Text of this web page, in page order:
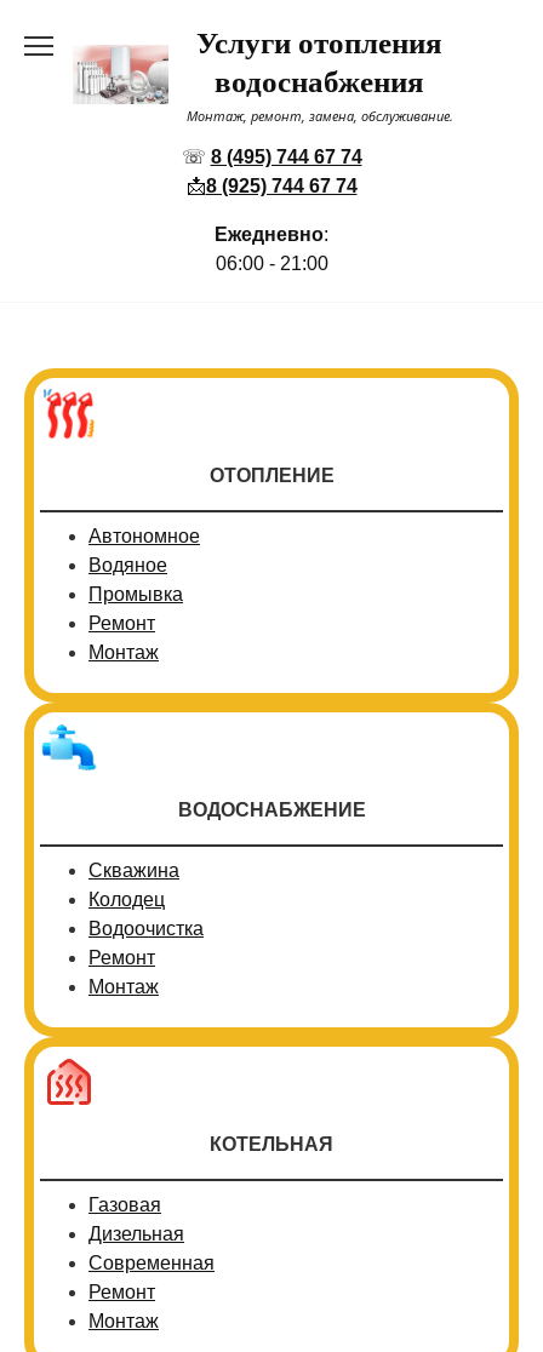
содержанию
Услуги отопления
водоснабжения
Монтаж, ремонт, замена, обслуживание.
☏ 8 (495) 744 67 74
📩8 (925) 744 67 74
Ежедневно:
06:00 - 21:00
ОТОПЛЕНИЕ
Автономное
Водяное
Промывка
Ремонт
Монтаж
ВОДОСНАБЖЕНИЕ
Скважина
Колодец
Водоочистка
Ремонт
Монтаж
КОТЕЛЬНАЯ
Газовая
Дизельная
Современная
Ремонт
Монтаж